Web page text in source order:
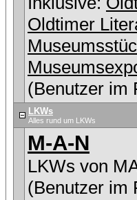
Oldtimer
(Benutzer im
LKWs
Alles rund um LKWs
M-A-N
LKWs von
(Benutzer im